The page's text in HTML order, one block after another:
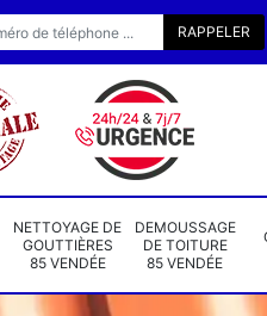
NETTOYAGE DE
GOUTTIÈRES
85 VENDÉE
DEMOUSSAGE
DE TOITURE
85 VENDÉE